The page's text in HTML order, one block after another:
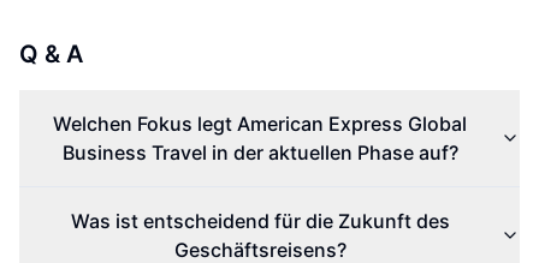
Q & A
Welchen Fokus legt American Express Global
Business Travel in der aktuellen Phase auf?
Was ist entscheidend für die Zukunft des
Geschäftsreisens?